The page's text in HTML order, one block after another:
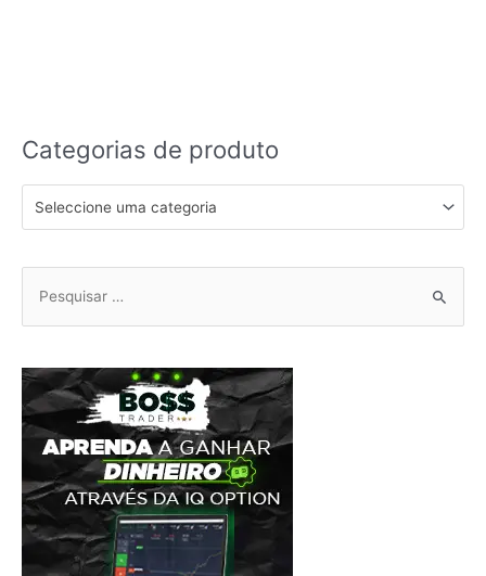
Categorias de produto
Seleccione uma categoria
Pesquisar